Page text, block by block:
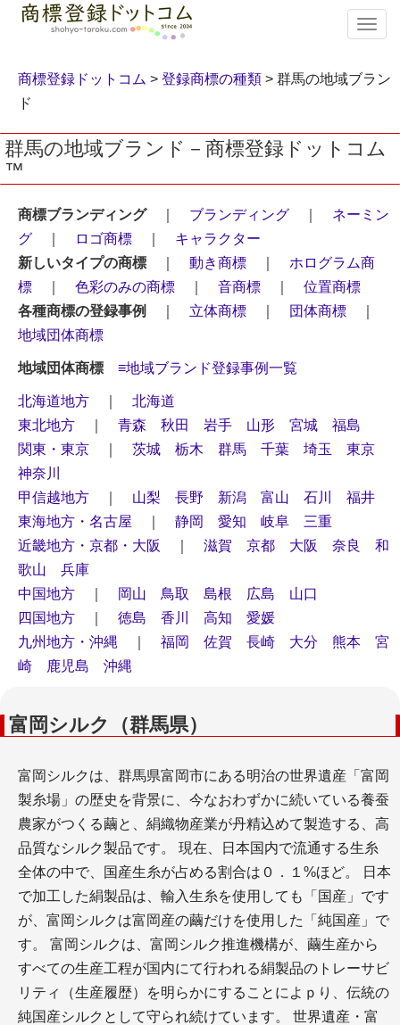
T
o
g
n
a
i
a
i
商標登録ドットコム > 登録商標の種類 > 群馬の地域ブラン
ド
群馬の地域ブランド－商標登録ドットコム
™
商標ブランディング｜ ブランディング
ネーミン
グ
ロゴ商標
キャラクター
新しいタイプの商標
動き商標
ホログラム商
標
色彩のみの商標 音商標
位置商標
各種商標の登録事例
立体商標 団体商標
地域団体商標
地域団体商標 ≡地域ブランド登録事例一覧
北海道地方
北海道
東北地方
青森 秋田 岩手 山形 宮城
福島
関東・東京
茨城 栃木 群馬 千葉 埼玉
東京
神奈川
甲信越地方
山梨 長野 新潟 富山 石川
福井
東海地方・名古屋
静岡 愛知 岐阜
三重
近畿地方・京都・大阪
滋賀 京都 大阪 奈良
和
歌山
兵庫
中国地方
岡山 鳥取 島根 広島
山口
四国地方
徳島 香川 高知
愛媛
九州地方・沖縄
福岡 佐賀 長崎 大分 熊本
宮
崎
鹿児島 沖縄
富岡シルク（群馬県）
富岡シルクは、群馬県富岡市にある明治の世界遺産「富岡
製糸場」の歴史を背景に、今なおわずかに続いている養蚕
農家がつくる繭と、絹織物産業が丹精込めて製造する、高
品質なシルク製品です。 現在、日本国内で流通する生糸
全体の中で、国産生糸が占める割合は０．１%ほど。 日本
で加工した絹製品は、輸入生糸を使用しても「国産」です
が、富岡シルクは富岡産の繭だけを使用した「純国産」で
す。 富岡シルクは、富岡シルク推進機構が、繭生産から
すべての生産工程が国内にて行われる絹製品のトレーサビ
リティ（生産履歴）を明らかにすることによｐり、伝統の
純国産シルクとして守られ続けています。 世界遺産・富